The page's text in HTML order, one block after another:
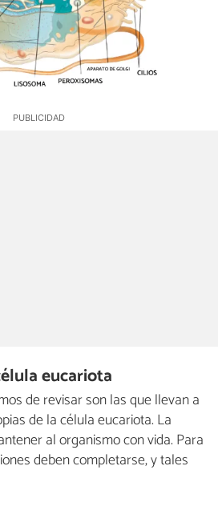
eucariota
de revisar son las que llevan a
de la célula eucariota. La
al organismo con vida. Para
deben completarse, y tales